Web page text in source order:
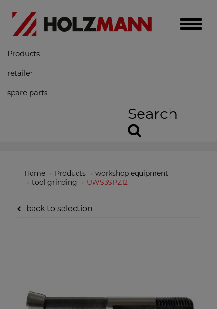
Toggle
Products
retailer
spare parts
Search
Home Products
workshop equipment
tool grinding
UWS3SPZ12
back to selection